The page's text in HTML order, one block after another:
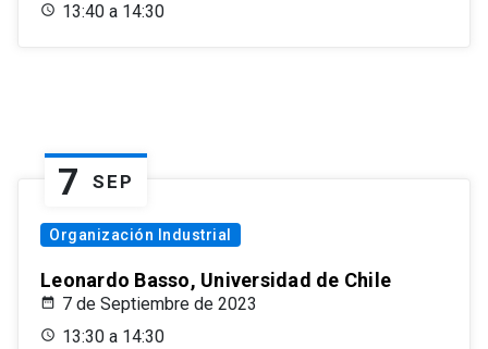
13:40 a 14:30
7 SEP
Organización Industrial
Leonardo Basso, Universidad de Chile
7 de Septiembre de 2023
13:30 a 14:30